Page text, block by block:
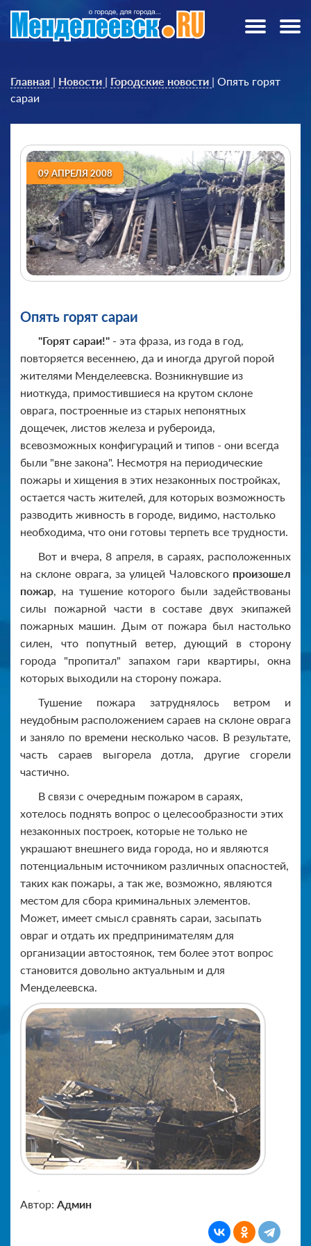
Главная | Новости | Городские новости | Опять горят
сараи
09 АПРЕЛЯ 2008
Опять горят сараи
"Горят сараи!" - эта фраза, из года в год,
повторяется весеннею, да и иногда другой порой
жителями Менделеевска. Возникнувшие из
ниоткуда, примостившиеся на крутом склоне
оврага, построенные из старых непонятных
дощечек, листов железа и рубероида,
всевозможных конфигураций и типов - они всегда
были "вне закона". Несмотря на периодические
пожары и хищения в этих незаконных постройках,
остается часть жителей, для которых возможность
разводить живность в городе, видимо, настолько
необходима, что они готовы терпеть все трудности.
Вот и вчера, 8 апреля, в сараях, расположенных
на склоне оврага, за улицей Чаловского произошел
пожар, на тушение которого были задействованы
силы пожарной части в составе двух экипажей
пожарных машин. Дым от пожара был настолько
силен, что попутный ветер, дующий в сторону
города "пропитал" запахом гари квартиры, окна
которых выходили на сторону пожара.
Тушение пожара затруднялось ветром и
неудобным расположением сараев на склоне оврага
и заняло по времени несколько часов. В результате,
часть сараев выгорела дотла, другие сгорели
частично.
В связи с очередным пожаром в сараях,
хотелось поднять вопрос о целесообразности этих
незаконных построек, которые не только не
украшают внешнего вида города, но и являются
потенциальным источником различных опасностей,
таких как пожары, а так же, возможно, являются
местом для сбора криминальных элементов.
Может, имеет смысл сравнять сараи, засыпать
овраг и отдать их предпринимателям для
организации автостоянок, тем более этот вопрос
становится довольно актуальным и для
Менделеевска.
Автор: Админ